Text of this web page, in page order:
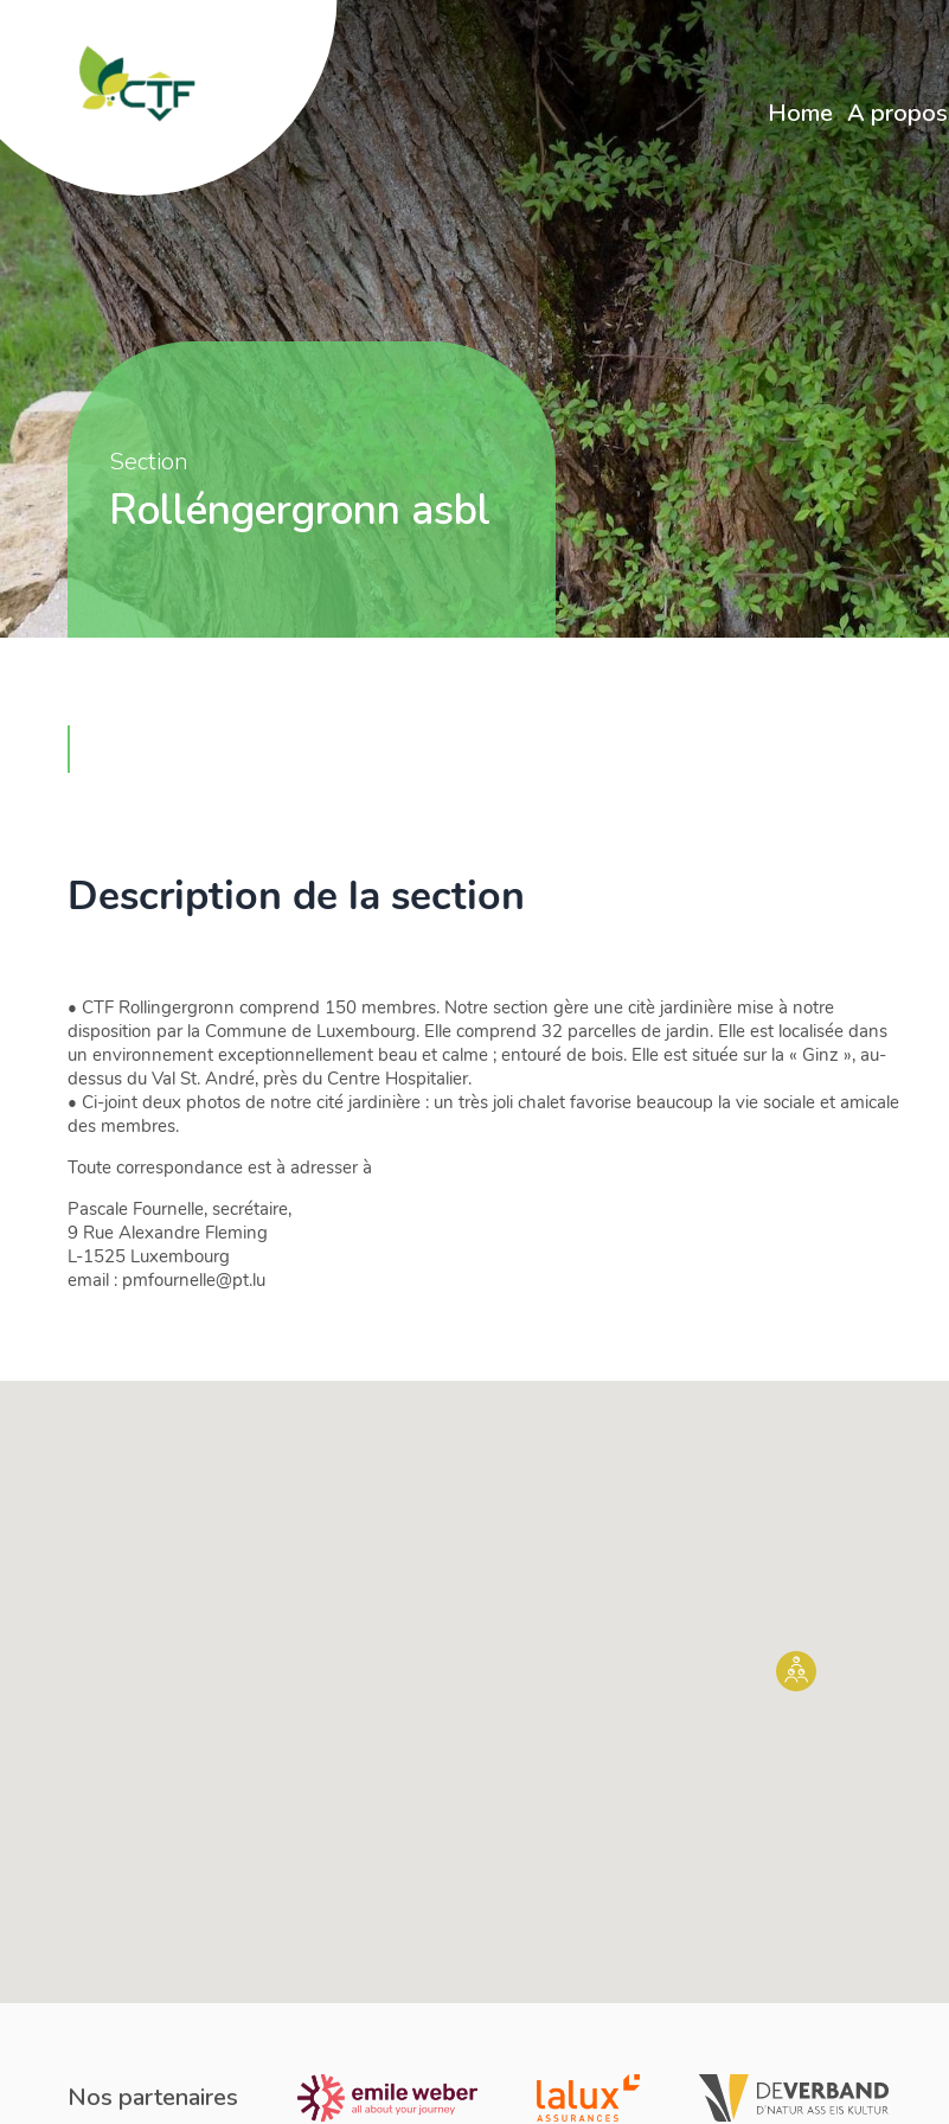
Home A propos
Section
Rolléngergronn asbl
Description de la section
• CTF Rollingergronn comprend 150 membres. Notre section gère une citè jardinière mise à notre
disposition par la Commune de Luxembourg. Elle comprend 32 parcelles de jardin. Elle est localisée dans
un environnement exceptionnellement beau et calme ; entouré de bois. Elle est située sur la « Ginz », au-
dessus du Val St. André, près du Centre Hospitalier.
• Ci-joint deux photos de notre cité jardinière : un très joli chalet favorise beaucoup la vie sociale et amicale
des membres.
Toute correspondance est à adresser à
Pascale Fournelle, secrétaire,
9 Rue Alexandre Fleming
L-1525 Luxembourg
email : pmfournelle@pt.lu
Nos partenaires